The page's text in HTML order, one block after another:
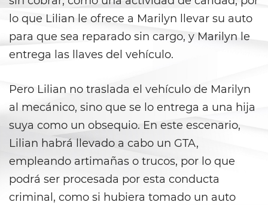
Violación de una Orden de
Restricción
Assault & Battery
Assault With A Deadly Weapon
Assault with Caustic Chemicals
Battery With Serious Bodily Injury
Battery On A Peace Officer
lo que Lilian le ofrece a Marilyn llevar su auto
para que sea reparado sin cargo, y Marilyn le
entrega las llaves del vehículo.
Pero Lilian no traslada el vehículo de Marilyn
al mecánico, sino que se lo entrega a una hija
suya como un obsequio. En este escenario,
Lilian habrá llevado a cabo un GTA,
empleando artimañas o trucos, por lo que
podrá ser procesada por esta conducta
criminal, como si hubiera tomado un auto